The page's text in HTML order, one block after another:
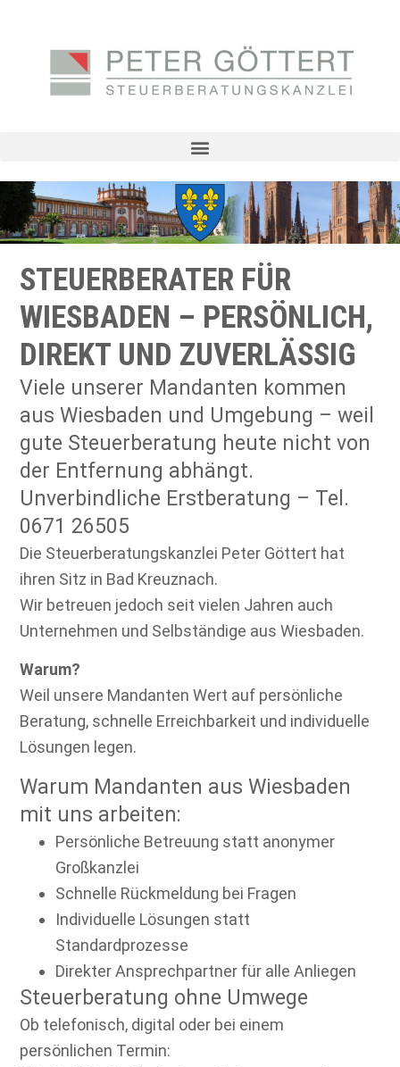
STEUERBERATER FÜR
WIESBADEN – PERSÖNLICH,
DIREKT UND ZUVERLÄSSIG
Viele unserer Mandanten kommen
aus Wiesbaden und Umgebung – weil
gute Steuerberatung heute nicht von
der Entfernung abhängt.
Unverbindliche Erstberatung – Tel.
0671 26505
Die Steuerberatungskanzlei Peter Göttert hat
ihren Sitz in Bad Kreuznach.
Wir betreuen jedoch seit vielen Jahren auch
Unternehmen und Selbständige aus Wiesbaden.
Warum?
Weil unsere Mandanten Wert auf persönliche
Beratung, schnelle Erreichbarkeit und individuelle
Lösungen legen.
Warum Mandanten aus Wiesbaden
mit uns arbeiten:
Persönliche Betreuung statt anonymer
Großkanzlei
Schnelle Rückmeldung bei Fragen
Individuelle Lösungen statt
Standardprozesse
Direkter Ansprechpartner für alle Anliegen
Steuerberatung ohne Umwege
Ob telefonisch, digital oder bei einem
persönlichen Termin: